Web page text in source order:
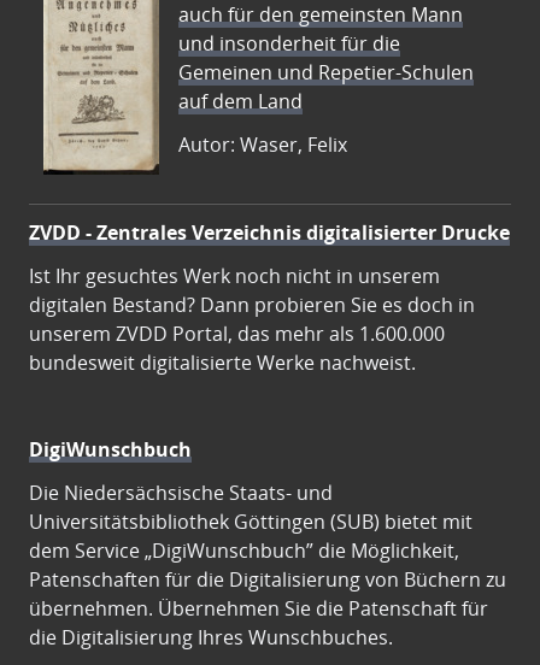
auch für den gemeinsten Mann
und insonderheit für die
Gemeinen und Repetier-Schulen
auf dem Land
Autor: Waser, Felix
ZVDD - Zentrales Verzeichnis digitalisierter Drucke
Ist Ihr gesuchtes Werk noch nicht in unserem
digitalen Bestand? Dann probieren Sie es doch in
unserem ZVDD Portal, das mehr als 1.600.000
bundesweit digitalisierte Werke nachweist.
DigiWunschbuch
Die Niedersächsische Staats- und
Universitätsbibliothek Göttingen (SUB) bietet mit
dem Service „DigiWunschbuch” die Möglichkeit,
Patenschaften für die Digitalisierung von Büchern zu
übernehmen. Übernehmen Sie die Patenschaft für
die Digitalisierung Ihres Wunschbuches.